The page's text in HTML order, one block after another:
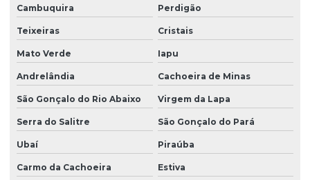
Cambuquira Perdigão
Teixeiras Cristais
Mato Verde Iapu
Andrelândia Cachoeira de Minas
São Gonçalo do Rio Abaixo Virgem da Lapa
Serra do Salitre São Gonçalo do Pará
Ubaí Piraúba
Carmo da Cachoeira Estiva